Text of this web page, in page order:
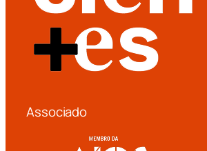
Associado